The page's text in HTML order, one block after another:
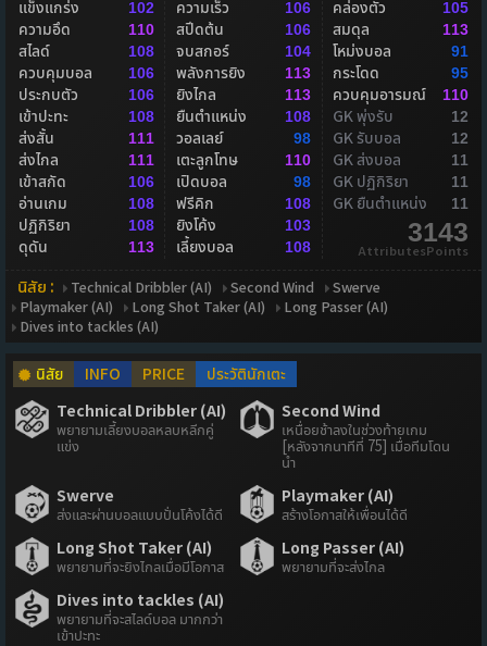
แข็งแกร่ง 102
ความอึด 110
สไลด์ 108
ควบคุมบอล 106
ประกบตัว 106
เข้าปะทะ 108
ส่งสั้น 111
ส่งไกล 111
เข้าสกัด 106
อ่านเกม 108
ปฏิกิริยา 108
ดุดัน 113
ความเร็ว 106
สปีดต้น 106
จบสกอร์ 104
พลังการยิง 113
ยิงไกล 113
ยืนตำแหน่ง 108
วอลเลย์ 98
เตะลูกโทษ 110
เปิดบอล 98
ฟรีคิก 108
ยิงโค้ง 103
เลี้ยงบอล 108
คล่องตัว 105
สมดุล 113
โหม่งบอล 91
กระโดด 95
ควบคุมอารมณ์ 110
GK พุ่งรับ 12
GK รับบอล 12
GK ส่งบอล 11
GK ปฏิกิริยา 11
GK ยืนตำแหน่ง 11
3143
AttributesPoints
นิสัย : Technical Dribbler (AI) Second Wind
Swerve
Playmaker (AI)
Long Shot Taker (AI)
Long Passer (AI)
Dives into tackles (AI)
นิสัย INFO PRICE
ประวัตินักเตะ
Technical Dribbler (AI)
พยายามเลี้ยงบอลหลบหลีกคู่
แข่ง
Second Wind
เหนื่อยช้าลงในช่วงท้ายเกม
[หลังจากนาทีที่ 75] เมื่อทีมโดน
นำ
Swerve
ส่งและผ่านบอลแบบปั่นโค้งได้ดี
Playmaker (AI)
สร้างโอกาสให้เพื่อนได้ดี
Long Shot Taker (AI)
พยายามที่จะยิงไกลเมื่อมีโอกาส
Long Passer (AI)
พยายามที่จะส่งไกล
Dives into tackles (AI)
พยายามที่จะสไลด์บอล มากกว่า
เข้าปะทะ